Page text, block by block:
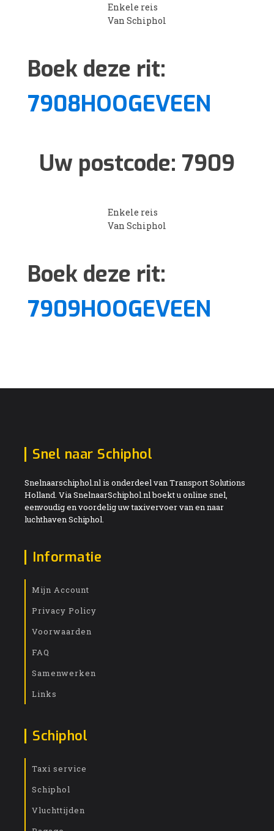
Enkele reis
Van Schiphol
Boek deze rit:
7908HOOGEVEEN
Uw postcode: 7909
Enkele reis
Van Schiphol
Boek deze rit:
7909HOOGEVEEN
Snel naar Schiphol
Snelnaarschiphol.nl is onderdeel van Transport Solutions
Holland. Via SnelnaarSchiphol.nl boekt u online snel,
eenvoudig en voordelig uw taxivervoer van en naar
luchthaven Schiphol.
Informatie
Mijn Account
Privacy Policy
Voorwaarden
FAQ
Samenwerken
Links
Schiphol
Taxi service
Schiphol
Vluchttijden